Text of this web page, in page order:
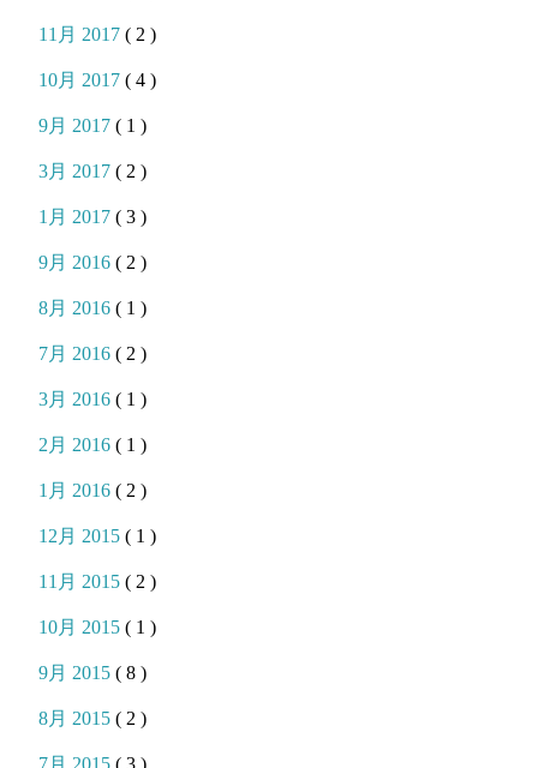
11月 2017( 2 )
10月 2017( 4 )
9月 2017( 1 )
3月 2017( 2 )
1月 2017( 3 )
9月 2016( 2 )
8月 2016( 1 )
7月 2016( 2 )
3月 2016( 1 )
2月 2016( 1 )
1月 2016( 2 )
12月 2015( 1 )
11月 2015( 2 )
10月 2015( 1 )
9月 2015( 8 )
8月 2015( 2 )
7月 2015( 3 )